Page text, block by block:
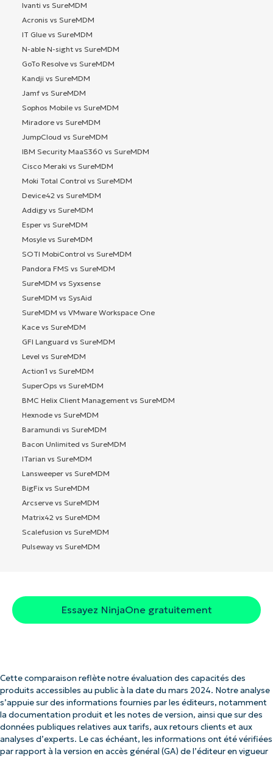
Ivanti vs SureMDM
Acronis vs SureMDM
IT Glue vs SureMDM
N-able N-sight vs SureMDM
GoTo Resolve vs SureMDM
Kandji vs SureMDM
Jamf vs SureMDM
Sophos Mobile vs SureMDM
Miradore vs SureMDM
JumpCloud vs SureMDM
IBM Security MaaS360 vs SureMDM
Cisco Meraki vs SureMDM
Moki Total Control vs SureMDM
Device42 vs SureMDM
Addigy vs SureMDM
Esper vs SureMDM
Mosyle vs SureMDM
SOTI MobiControl vs SureMDM
Pandora FMS vs SureMDM
SureMDM vs Syxsense
SureMDM vs SysAid
SureMDM vs VMware Workspace One
Kace vs SureMDM
GFI Languard vs SureMDM
Level vs SureMDM
Action1 vs SureMDM
SuperOps vs SureMDM
BMC Helix Client Management vs SureMDM
Hexnode vs SureMDM
Baramundi vs SureMDM
Bacon Unlimited vs SureMDM
ITarian vs SureMDM
Lansweeper vs SureMDM
BigFix vs SureMDM
Arcserve vs SureMDM
Matrix42 vs SureMDM
Scalefusion vs SureMDM
Pulseway vs SureMDM
Essayez NinjaOne gratuitement
Cette comparaison reflète notre évaluation des capacités des
produits accessibles au public à la date du mars 2024. Notre analyse
s’appuie sur des informations fournies par les éditeurs, notamment
la documentation produit et les notes de version, ainsi que sur des
données publiques relatives aux tarifs, aux retours clients et aux
analyses d’experts. Le cas échéant, les informations ont été vérifiées
par rapport à la version en accès général (GA) de l’éditeur en vigueur